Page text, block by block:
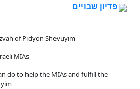
פדיון שבויים
of Pidyon Shevuyim
MIAs
do to help the MIAs and fulfill the